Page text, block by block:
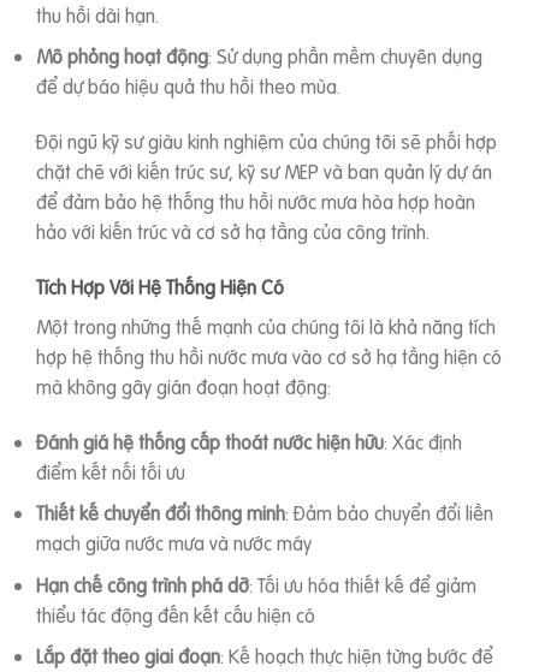
thu hồi dài hạn.
Mô phỏng hoạt động: Sử dụng phần mềm chuyên dụng
để dự báo hiệu quả thu hồi theo mùa.
Đội ngũ kỹ sư giàu kinh nghiệm của chúng tôi sẽ phối hợp
chặt chẽ với kiến trúc sư, kỹ sư MEP và ban quản lý dự án
để đảm bảo hệ thống thu hồi nước mưa hòa hợp hoàn
hảo với kiến trúc và cơ sở hạ tầng của công trình.
Tích Hợp Với Hệ Thống Hiện Có
Một trong những thế mạnh của chúng tôi là khả năng tích
hợp hệ thống thu hồi nước mưa vào cơ sở hạ tầng hiện có
mà không gây gián đoạn hoạt động:
Đánh giá hệ thống cấp thoát nước hiện hữu: Xác định
điểm kết nối tối ưu
Thiết kế chuyển đổi thông minh: Đảm bảo chuyển đổi liền
mạch giữa nước mưa và nước máy
Hạn chế công trình phá dỡ: Tối ưu hóa thiết kế để giảm
thiểu tác động đến kết cấu hiện có
Lắp đặt theo giai đoạn: Kế hoạch thực hiện từng bước để